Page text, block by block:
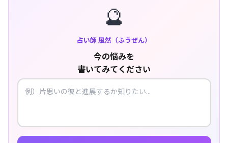
🔮
占い師 風然（ふうぜん）
今の悩みを
書いてみてください